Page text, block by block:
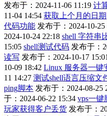
发布于：2024-11-06 11:19 计
11-04 14:54 获取上个月的日期
代码功能 发布于：2024-10-25
2024-10-24 22:18 shell 字符串
15:05 shell测试代码 发布于：
读写 发布于：2024-10-17 15:01
10-09 18:42 Linux 服务器一键
11 14:27 测试shell语言压缩文
ping脚本 发布于：2024-08-25
于：2024-06-22 15:34 vps一键
玩家获得客户丢货 发布于：